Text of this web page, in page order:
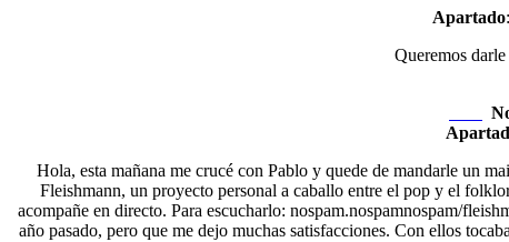
Apartado:
Queremos
Hola, esta mañana me crucé con Pablo y quede de mandarle un
Fleishmann, un proyecto personal a caballo entre el pop y el
acompañe en directo. Para escucharlo: nospam.nospamnospam/
año pasado, pero que me dejo muchas satisfacciones. Con ellos